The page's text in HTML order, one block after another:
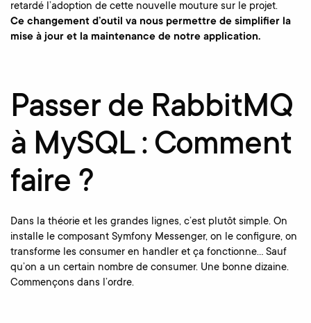
retardé l’adoption de cette nouvelle mouture sur le projet.
Ce changement d’outil va nous permettre de simplifier la
mise à jour et la maintenance de notre application.
Passer de RabbitMQ
à MySQL : Comment
faire ?
Dans la théorie et les grandes lignes, c’est plutôt simple. On
installe le composant Symfony Messenger, on le configure, on
transforme les consumer en handler et ça fonctionne… Sauf
qu’on a un certain nombre de consumer. Une bonne dizaine.
Commençons dans l’ordre.